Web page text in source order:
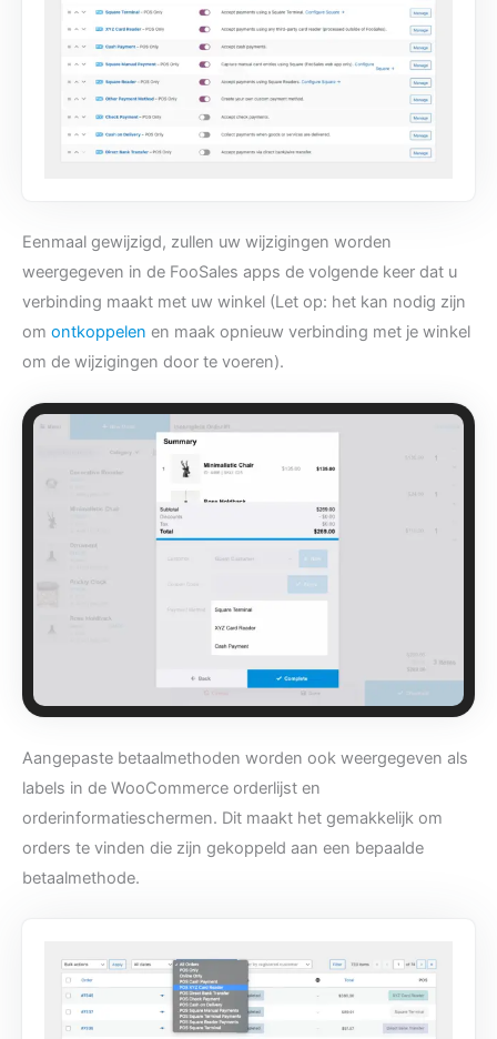
Eenmaal gewijzigd, zullen uw wijzigingen worden
weergegeven in de FooSales apps de volgende keer dat u
verbinding maakt met uw winkel (Let op: het kan nodig zijn
om ontkoppelen en maak opnieuw verbinding met je winkel
om de wijzigingen door te voeren).
Aangepaste betaalmethoden worden ook weergegeven als
labels in de WooCommerce orderlijst en
orderinformatieschermen. Dit maakt het gemakkelijk om
orders te vinden die zijn gekoppeld aan een bepaalde
betaalmethode.